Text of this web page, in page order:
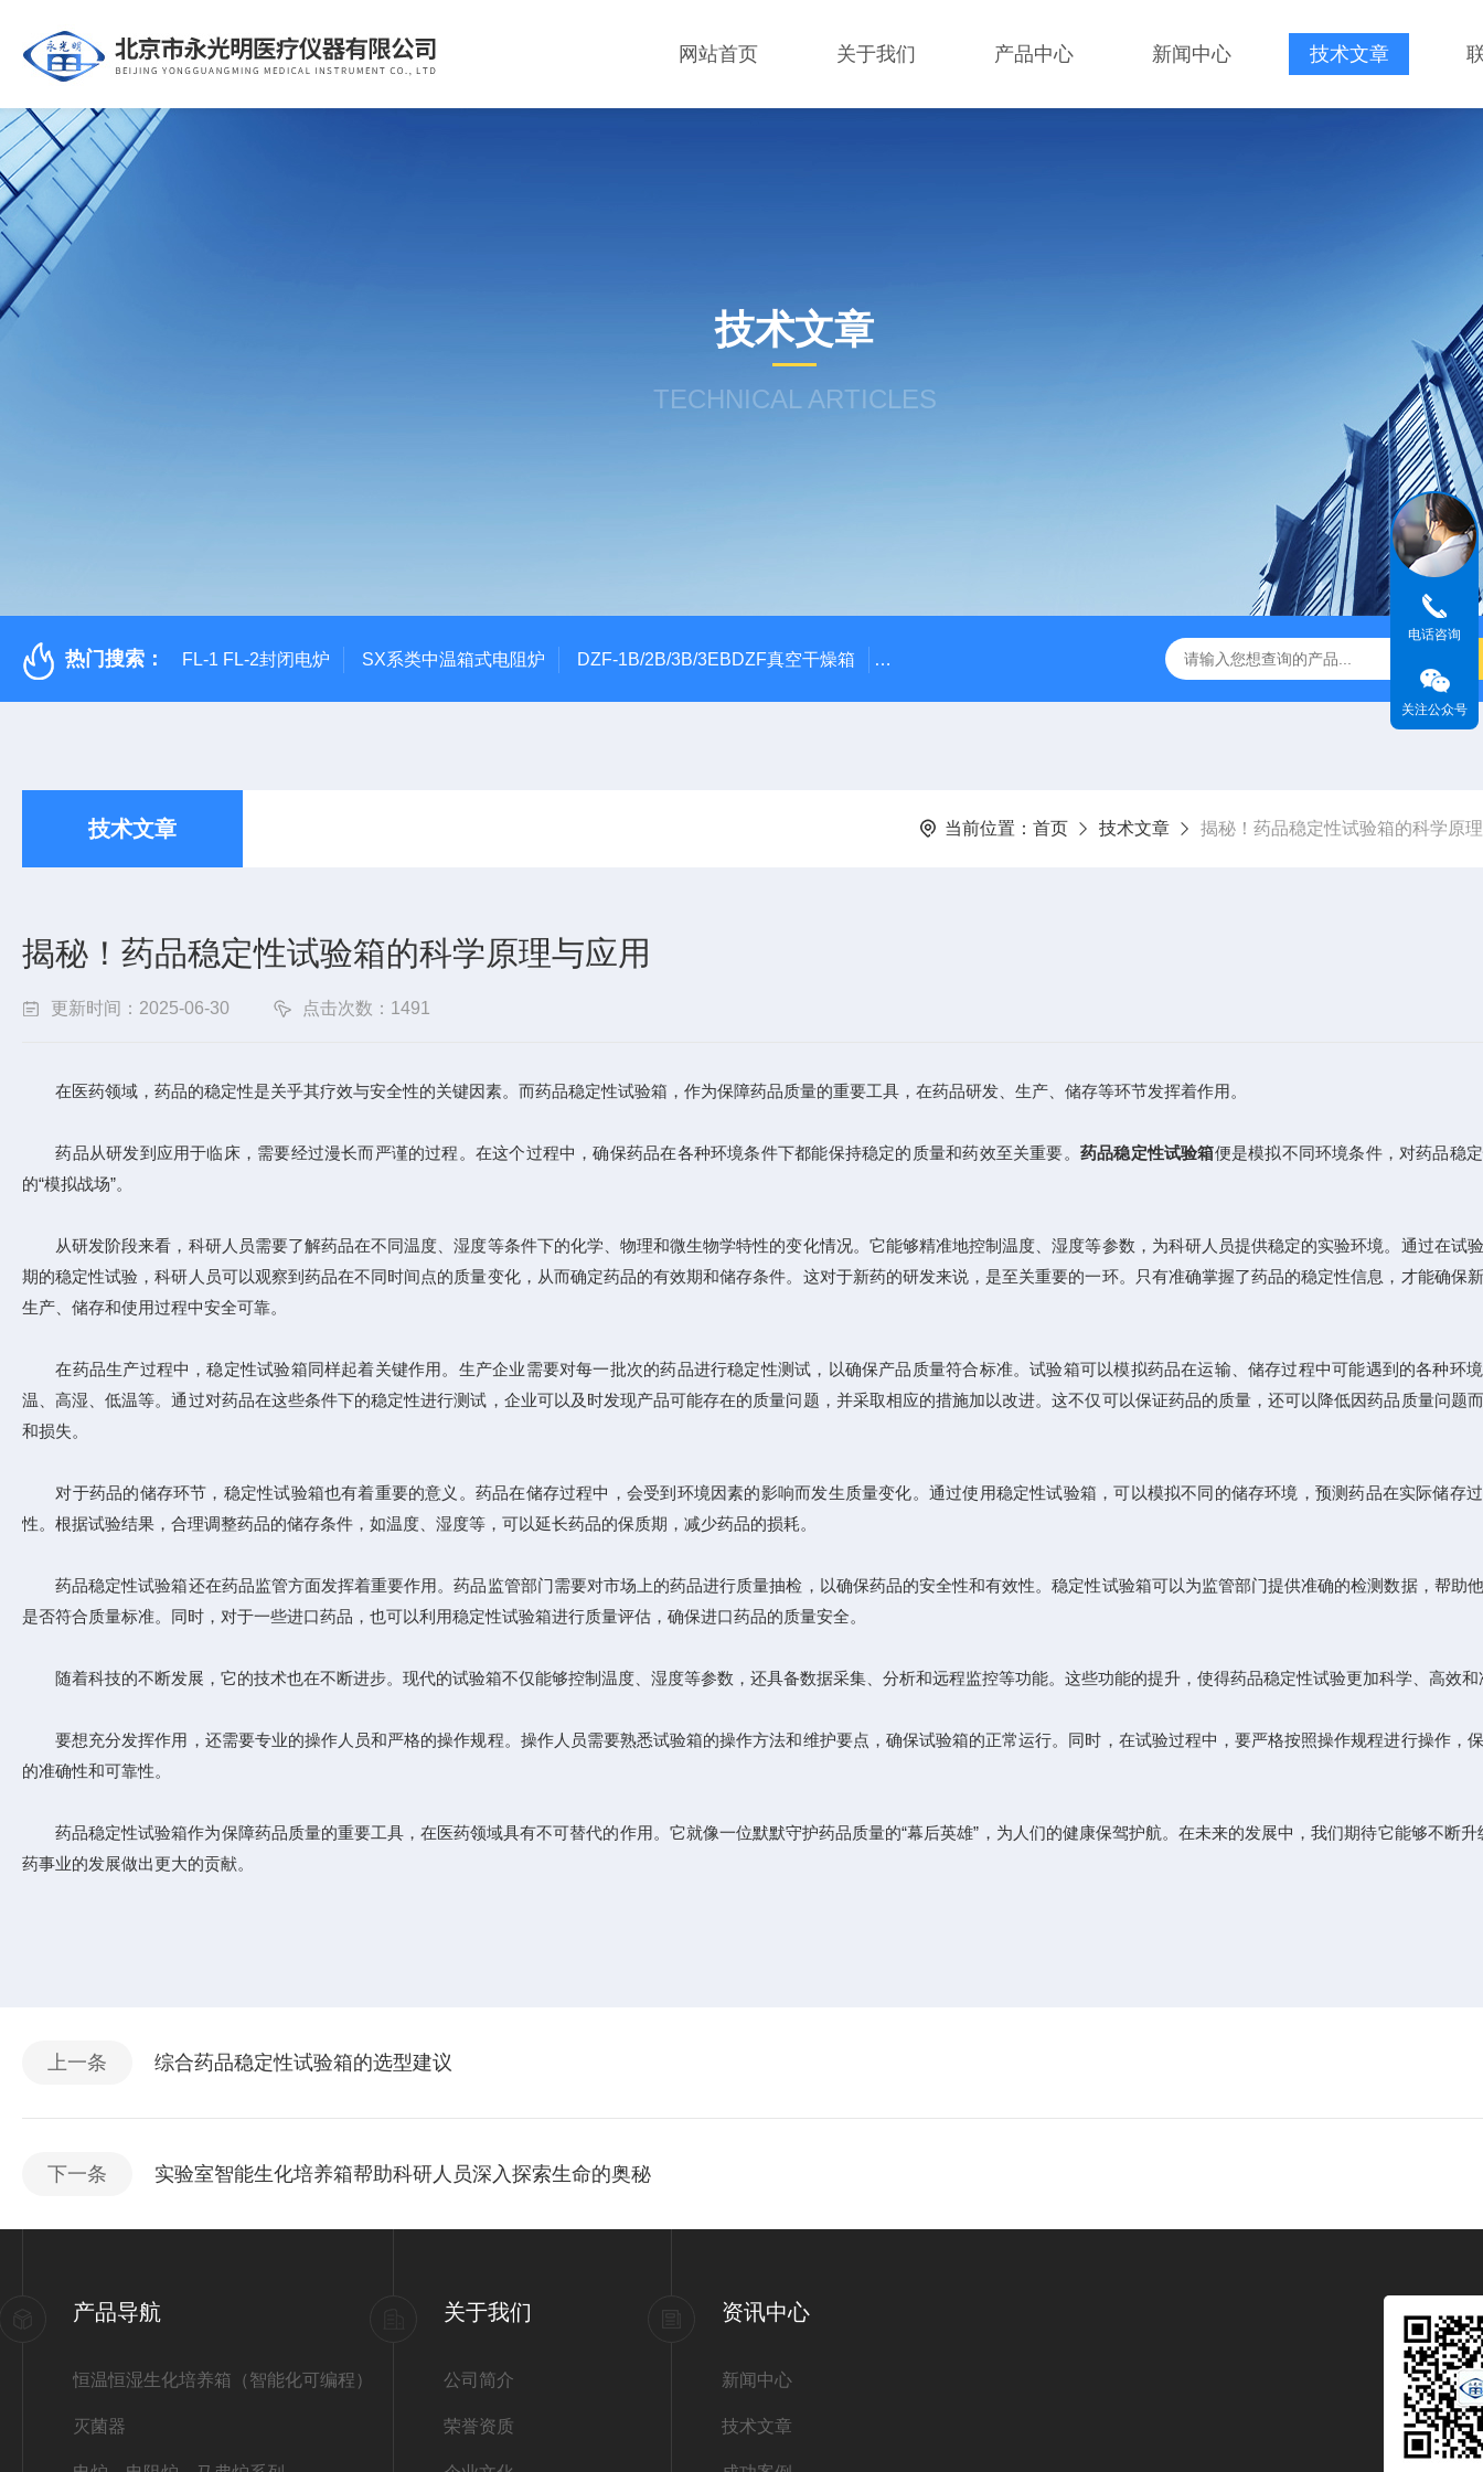
网站首页 关于我们 产品中心 新闻中心 技术文章
技术文章
TECHNICAL ARTICLES
热门搜索： FL-1 FL-2封闭电炉 SX系类中温箱式电阻炉 DZF-1B/2B/3B/3EBDZF真空干燥箱 100*60颚式破碎机 JMB系列精密恒温电热板 恒温恒湿生化培养箱
技术文章 当前位置： 首页 技术文章 揭秘！药品稳定性试验箱的科学原
揭秘！药品稳定性试验箱的科学原理与应用
更新时间：2025-06-30 点击次数：1491
在医药领域，药品的稳定性是关乎其疗效与安全性的关键因素。而药品稳定性试验箱，作为保障药品质量的重要工具，在药品研发、生产、储存等环节发挥着作用。
药品从研发到应用于临床，需要经过漫长而严谨的过程。在这个过程中，确保药品在各种环境条件下都能保持稳定的质量和药效至关重要。 药品稳定性试验箱便是模拟不同环境条件，对药品稳
的“模拟战场”。
从研发阶段来看，科研人员需要了解药品在不同温度、湿度等条件下的化学、物理和微生物学特性的变化情况。它能够精准地控制温度、湿度等参数，为科研人员提供稳定的实验环境。通过在试
期的稳定性试验，科研人员可以观察到药品在不同时间点的质量变化，从而确定药品的有效期和储存条件。这对于新药的研发来说，是至关重要的一环。只有准确掌握了药品的稳定性信息，才能确保
生产、储存和使用过程中安全可靠。
在药品生产过程中，稳定性试验箱同样起着关键作用。生产企业需要对每一批次的药品进行稳定性测试，以确保产品质量符合标准。试验箱可以模拟药品在运输、储存过程中可能遇到的各种环
温、高湿、低温等。通过对药品在这些条件下的稳定性进行测试，企业可以及时发现产品可能存在的质量问题，并采取相应的措施加以改进。这不仅可以保证药品的质量，还可以降低因药品质量问题
和损失。
对于药品的储存环节，稳定性试验箱也有着重要的意义。药品在储存过程中，会受到环境因素的影响而发生质量变化。通过使用稳定性试验箱，可以模拟不同的储存环境，预测药品在实际储存
性。根据试验结果，合理调整药品的储存条件，如温度、湿度等，可以延长药品的保质期，减少药品的损耗。
药品稳定性试验箱还在药品监管方面发挥着重要作用。药品监管部门需要对市场上的药品进行质量抽检，以确保药品的安全性和有效性。稳定性试验箱可以为监管部门提供准确的检测数据，帮助
是否符合质量标准。同时，对于一些进口药品，也可以利用稳定性试验箱进行质量评估，确保进口药品的质量安全。
随着科技的不断发展，它的技术也在不断进步。现代的试验箱不仅能够控制温度、湿度等参数，还具备数据采集、分析和远程监控等功能。这些功能的提升，使得药品稳定性试验更加科学、高效和
要想充分发挥作用，还需要专业的操作人员和严格的操作规程。操作人员需要熟悉试验箱的操作方法和维护要点，确保试验箱的正常运行。同时，在试验过程中，要严格按照操作规程进行操作，
的准确性和可靠性。
药品稳定性试验箱作为保障药品质量的重要工具，在医药领域具有不可替代的作用。它就像一位默默守护药品质量的“幕后英雄”，为人们的健康保驾护航。在未来的发展中，我们期待它能够不断升
药事业的发展做出更大的贡献。
上一条 综合药品稳定性试验箱的选型建议
下一条 实验室智能生化培养箱帮助科研人员深入探索生命的奥秘
产品导航
恒温恒湿生化培养箱（智能化可编程）
灭菌器
关于我们
公司简介
荣誉资质
资讯中心
新闻中心
技术文章
电话咨询
关注公众号